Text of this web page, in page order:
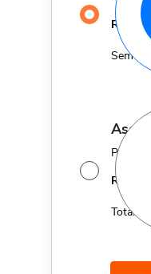
R$
Sem
Por
R$
Total